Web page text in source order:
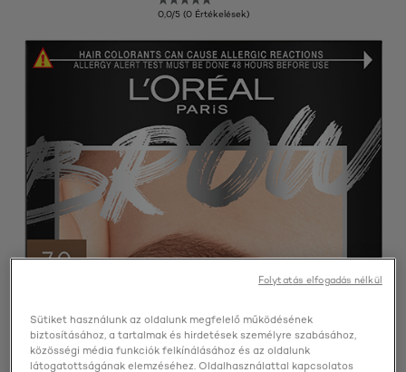
0,0/5 (0 Értékelések)
Sütiket használunk az oldalunk megfelelő működésének
biztosításához, a tartalmak és hirdetések személyre szabásához,
közösségi média funkciók felkínálásához és az oldalunk
látogatottságának elemzéséhez. Oldalhasználattal kapcsolatos
Folytatás elfogadás nélkül